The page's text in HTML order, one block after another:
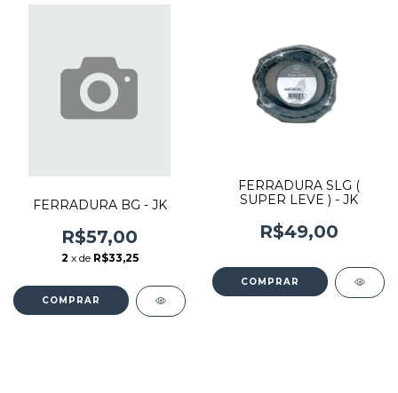
FERRADURA BG - JK
R$57,00
2 x de R$33,25
COMPRAR
FERRADURA SLG (
SUPER LEVE ) - JK
R$49,00
COMPRAR